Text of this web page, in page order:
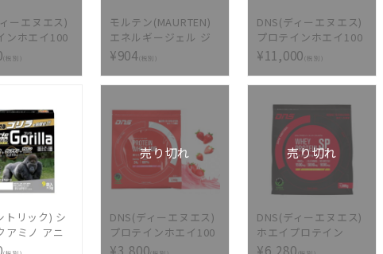
ーエヌエス)
ンホエイ100
1050g
(税別)
モルテン(MAURTEN)
エネルギージェル ジ
ェル100 GEL100
¥904(税別)
DNS(ディーエヌエス)
プロテインホエイ100
プレミアムチョコレー
ト風味 3150g dns プ
ロテインホエイ100
¥11,000(税別)
トリック) シ
アミノ アニ
ズ ゴリラ
売り切れ
DNS(ディーエヌエス)
プロテインホエイ100
いちごミルク風味
¥3,800
売り切れ
DNS(ディーエヌエス)
ホエイプロテイン
SP(スーパープレミア
¥6,280